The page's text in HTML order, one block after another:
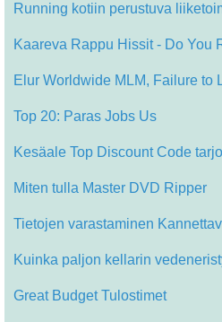
Running kotiin perustuva
Kaareva Rappu Hissit - Do You
Elur Worldwide MLM, Failure to
Top 20: Paras Jobs Us
Kesäale Top Discount Code
Miten tulla Master DVD Ripper
Tietojen varastaminen
Kuinka paljon kellarin
Great Budget Tulostimet